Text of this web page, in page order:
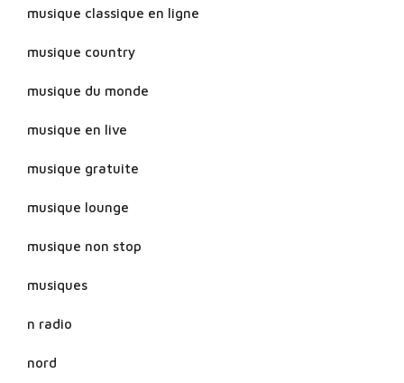
musique classique en ligne
musique country
musique du monde
musique en live
musique gratuite
musique lounge
musique non stop
musiques
n radio
nord